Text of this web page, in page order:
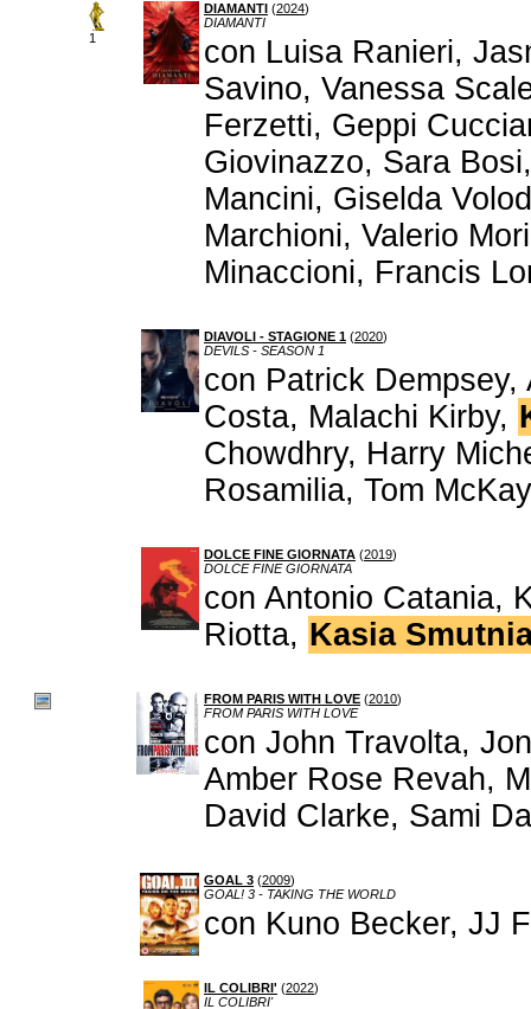
1
DIAMANTI (2024)
DIAMANTI
con Luisa Ranieri,
Savino, Vanessa
Ferzetti, Geppi
Giovinazzo, Sara
Mancini, Giselda
Marchioni, Valerio
Minaccioni, Francis
DIAVOLI - STAGIONE 1 (2020)
DEVILS - SEASON 1
con Patrick
Costa, Malachi Kirby,
Chowdhry, Harry
Rosamilia, Tom
DOLCE FINE GIORNATA (2019)
DOLCE FINE GIORNATA
con Antonio Catania,
Riotta, Kasia
FROM PARIS WITH LOVE (2010)
FROM PARIS WITH LOVE
con John Travolta,
Amber Rose Revah,
David Clarke, Sami
GOAL 3 (2009)
GOAL! 3 - TAKING THE WORLD
con Kuno Becker, JJ
IL COLIBRI' (2022)
IL COLIBRI'